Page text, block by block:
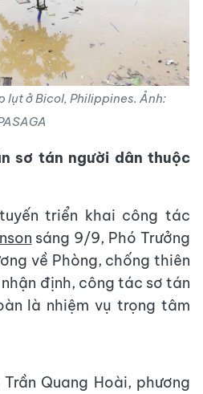
lụt ở Bicol, Philippines. Ảnh:
sơ tán người dân thuộc
triển khai công tác
sáng 9/9, Phó Trưởng
về Phòng, chống thiên
định, công tác sơ tán
là nhiệm vụ trọng tâm
Quang Hoài, phương